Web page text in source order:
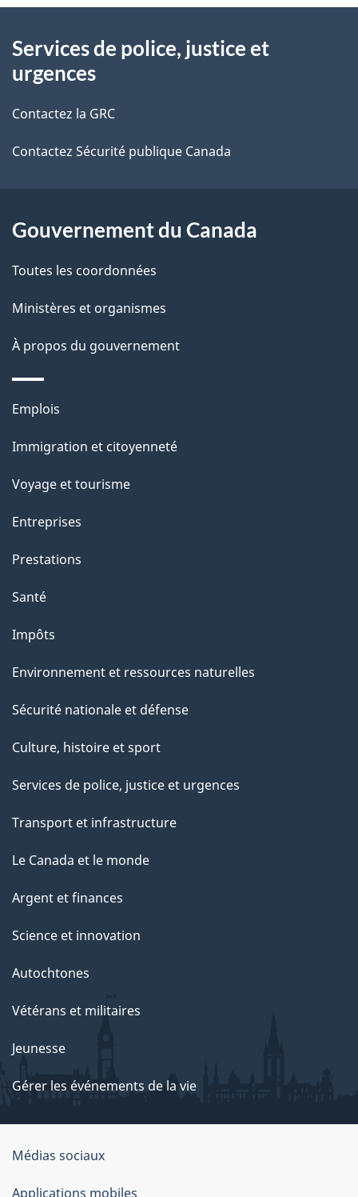
i
s
d
l
a
p
a
g
e
propos
de
ce
site
Services de police, justice et
urgences
Contactez la GRC
Contactez Sécurité publique Canada
Gouvernement du Canada
Toutes les coordonnées
Ministères et organismes
À propos du gouvernement
Thèmes
sujets
Emplois
Immigration et citoyenneté
Voyage et tourisme
Entreprises
Prestations
Santé
Impôts
Environnement et ressources naturelles
Sécurité nationale et défense
Culture, histoire et sport
Services de police, justice et urgences
Transport et infrastructure
Le Canada et le monde
Argent et finances
Science et innovation
Autochtones
Vétérans et militaires
Jeunesse
Gérer les événements de la vie
Organisation
du
Médias sociaux
Applications mobiles